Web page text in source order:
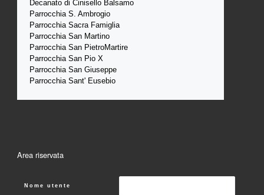
Decanato di Cinisello Balsamo
Parrocchia S. Ambrogio
Parrocchia Sacra Famiglia
Parrocchia San Martino
Parrocchia San PietroMartire
Parrocchia San Pio X
Parrocchia San Giuseppe
Parrocchia Sant' Eusebio
Area riservata
Nome utente